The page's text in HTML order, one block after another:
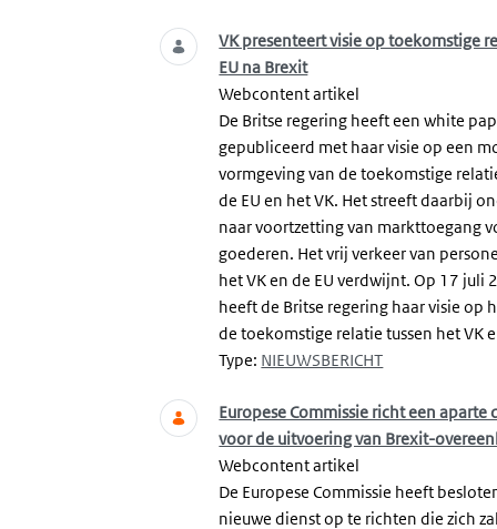
VK presenteert visie op toekomstige
EU na Brexit
Webcontent artikel
De Britse regering heeft een white
gepubliceerd met haar visie op een
vormgeving van de toekomstige
de EU en het VK. Het streeft daarbij
naar voortzetting van markttoegang
goederen. Het vrij verkeer van
het VK en de EU verdwijnt. Op 17 juli
heeft de Britse regering haar visie op
de toekomstige relatie tussen het VK
Type: NIEUWSBERICHT
Europese Commissie richt een aparte
voor de uitvoering van Brexit-
Webcontent artikel
De Europese Commissie heeft
nieuwe dienst op te richten die zich